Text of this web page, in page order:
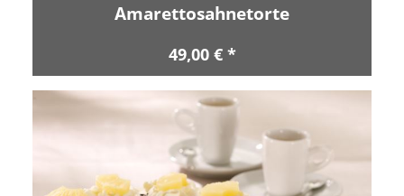
Amarettosahnetorte
49,00 € *